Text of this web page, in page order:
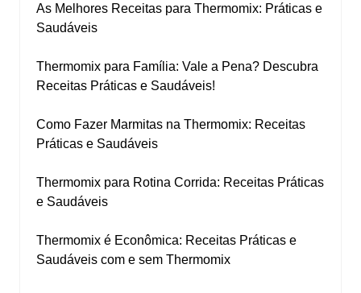
As Melhores Receitas para Thermomix: Práticas e
Saudáveis
Thermomix para Família: Vale a Pena? Descubra
Receitas Práticas e Saudáveis!
Como Fazer Marmitas na Thermomix: Receitas
Práticas e Saudáveis
Thermomix para Rotina Corrida: Receitas Práticas
e Saudáveis
Thermomix é Econômica: Receitas Práticas e
Saudáveis com e sem Thermomix